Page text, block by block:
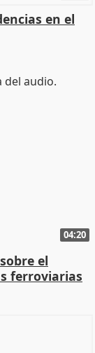
en el
04:20
el
ferroviarias